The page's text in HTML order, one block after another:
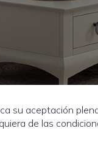
su aceptación
de las